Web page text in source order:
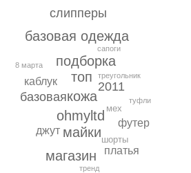
кожа
топ
ohmyltd
подборка
майки
базовая одежда
магазин
слипперы
базовая
2011
каблук
футер
джут
платья
мех
шорты
сапоги
8 марта
треугольник
тренд
туфли